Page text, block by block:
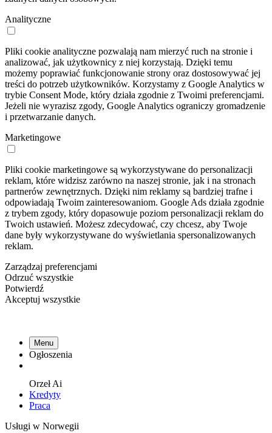
Analityczne
Pliki cookie analityczne pozwalają nam mierzyć ruch na stronie i
analizować, jak użytkownicy z niej korzystają. Dzięki temu
możemy poprawiać funkcjonowanie strony oraz dostosowywać jej
treści do potrzeb użytkowników. Korzystamy z Google Analytics w
trybie Consent Mode, który działa zgodnie z Twoimi preferencjami.
Jeżeli nie wyrazisz zgody, Google Analytics ograniczy gromadzenie
i przetwarzanie danych.
Marketingowe
Pliki cookie marketingowe są wykorzystywane do personalizacji
reklam, które widzisz zarówno na naszej stronie, jak i na stronach
partnerów zewnętrznych. Dzięki nim reklamy są bardziej trafne i
odpowiadają Twoim zainteresowaniom. Google Ads działa zgodnie
z trybem zgody, który dopasowuje poziom personalizacji reklam do
Twoich ustawień. Możesz zdecydować, czy chcesz, aby Twoje
dane były wykorzystywane do wyświetlania spersonalizowanych
reklam.
Zarządzaj preferencjami
Odrzuć wszystkie
Potwierdź
Akceptuj wszystkie
Menu
Ogłoszenia
OrzełAi
Kredyty
Praca
Usługi w Norwegii